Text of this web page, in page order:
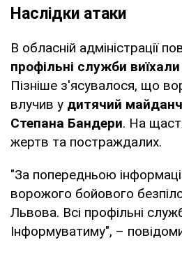
Наслідки атаки
В обласній адміністрації
профільні служби
Пізніше з'ясувалося, що
влучив у дитячий
Степана Бандери. На
жертв та постраждалих.
"За попередньою
ворожого бойового
Львова. Всі профільні
Інформуватиму", –